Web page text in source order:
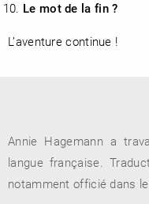
Annie Hagemann a
langue française.
notamment officié dans
Le mot de la fin ?
L’aventure continue !